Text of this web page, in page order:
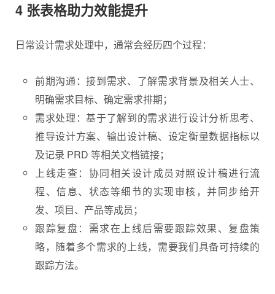
4 张表格助力效能提升
日常设计需求处理中，通常会经历四个过程：
前期沟通：接到需求、了解需求背景及相关人士、
明确需求目标、确定需求排期；
需求处理：基于了解到的需求进行设计分析思考、
推导设计方案、输出设计稿、设定衡量数据指标以
及记录 PRD 等相关文档链接；
上线走查：协同相关设计成员对照设计稿进行流
程、信息、状态等细节的实现审核，并同步给开
发、项目、产品等成员；
跟踪复盘：需求在上线后需要跟踪效果、复盘策
略，随着多个需求的上线，需要我们具备可持续的
跟踪方法。